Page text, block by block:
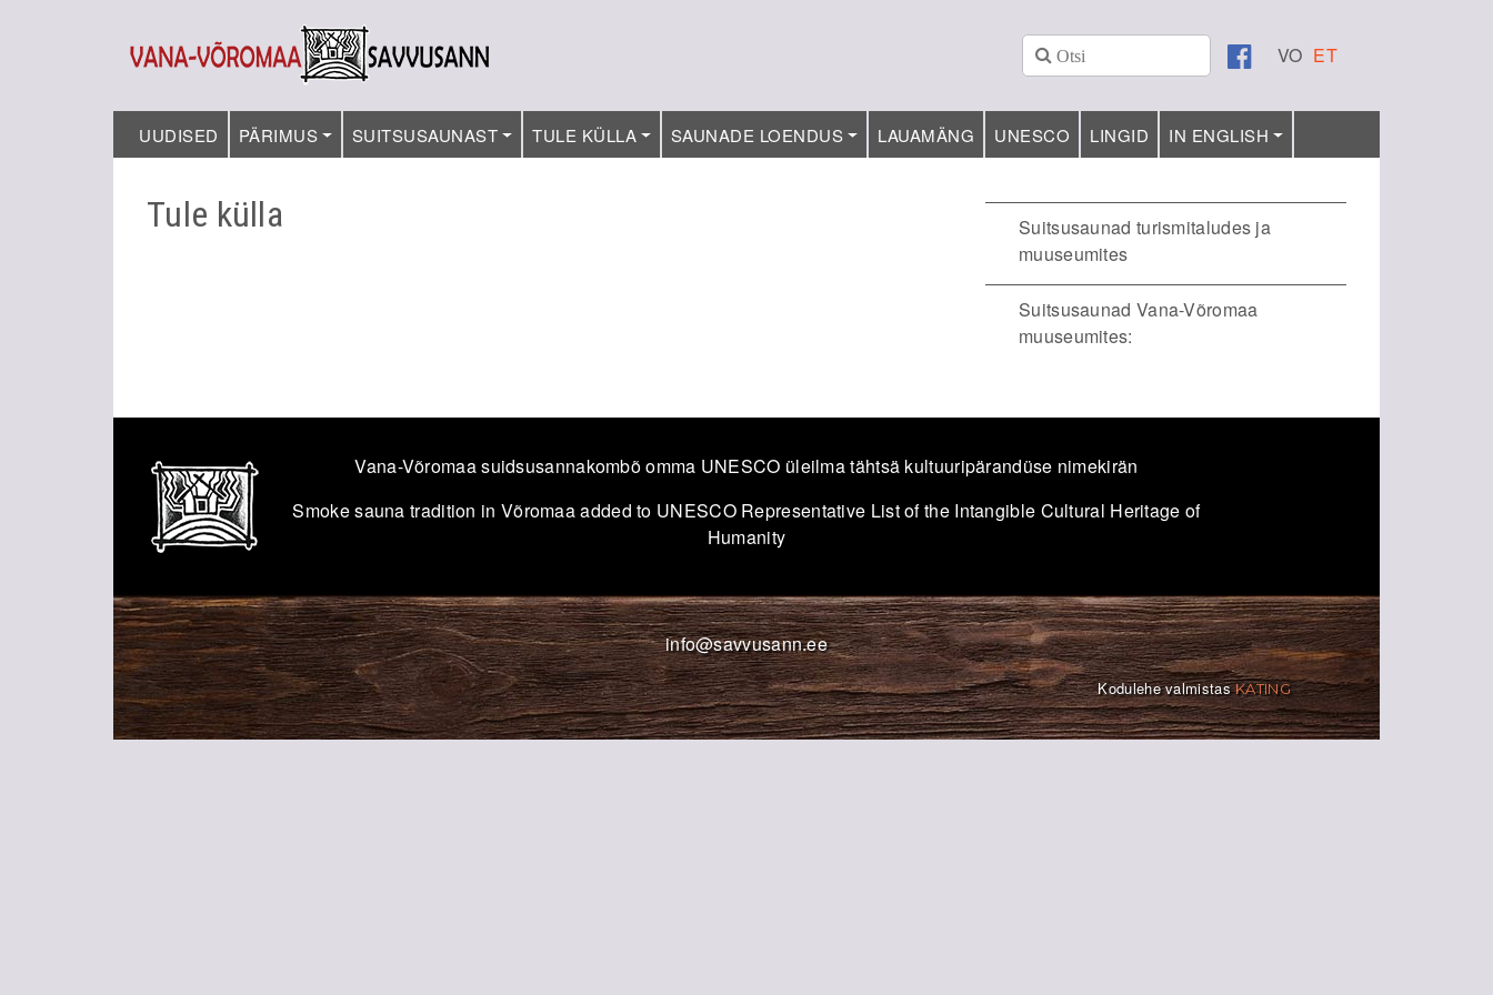
VO ET
UUDISED PÄRIMUS SUITSUSAUNAST TULE KÜLLA SAUNADE LOENDUS LAUAMÄNG UNESCO LINGID IN ENGLISH
Tule külla
Suitsusaunad turismitaludes ja
muuseumites
Suitsusaunad Vana-Võromaa
muuseumites:
Vana-Võromaa suidsusannakombõ omma UNESCO üleilma tähtsä kultuuripärandüse nimekirän
Smoke sauna tradition in Võromaa added to UNESCO Representative List of the Intangible Cultural Heritage of
Humanity
info@savvusann.ee
Kodulehe valmistasKATING